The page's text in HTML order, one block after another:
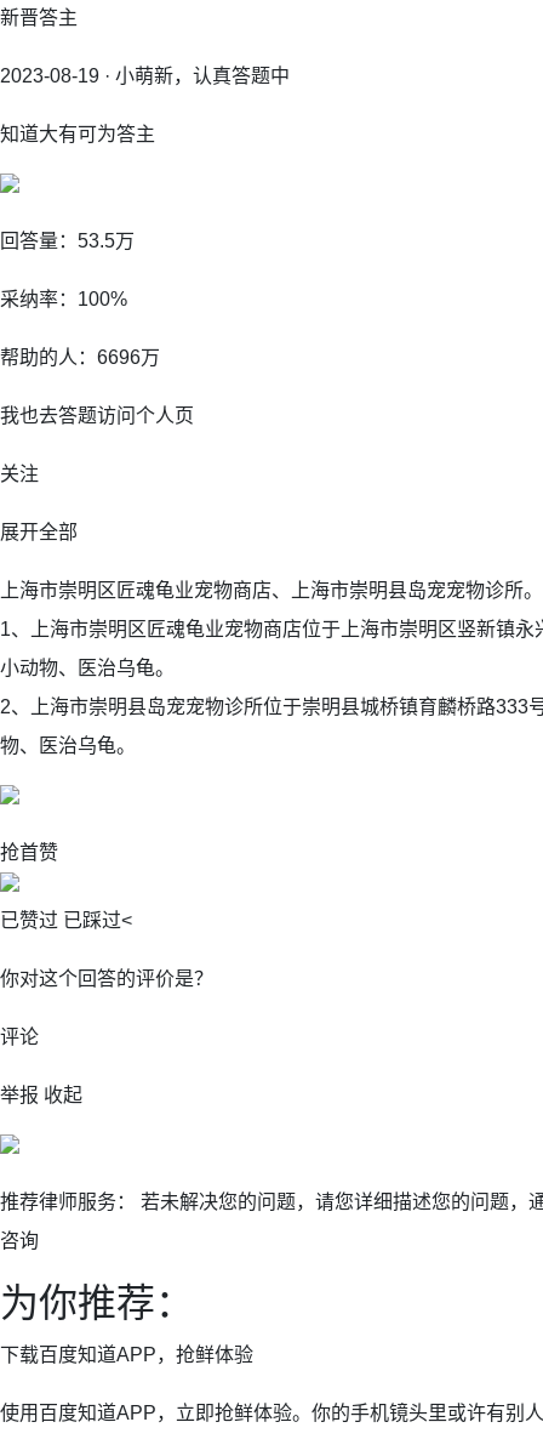
新晋答主
2023-08-19 · 小萌新，认真答题中
知道大有可为答主
回答量：53.5万
采纳率：100%
帮助的人：6696万
我也去答题访问个人页
关注
展开全部
上海市崇明区匠魂龟业宠物商店、上海市崇明县岛宠宠物诊所
1、上海市崇明区匠魂龟业宠物商店位于上海市崇明区竖新镇
小动物、医治乌龟。
2、上海市崇明县岛宠宠物诊所位于崇明县城桥镇育麟桥路333
物、医治乌龟。
抢首赞
已赞过 已踩过<
你对这个回答的评价是？
评论
举报 收起
推荐律师服务： 若未解决您的问题，请您详细描述您的问题，
咨询
为你推荐：
下载百度知道APP，抢鲜体验
使用百度知道APP，立即抢鲜体验。你的手机镜头里或许有别